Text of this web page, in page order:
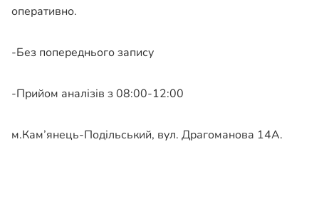
оперативно.
-Без попереднього запису
-Прийом аналізів з 08:00-12:00
м.Кам’янець-Подільський, вул. Драгоманова 14А.